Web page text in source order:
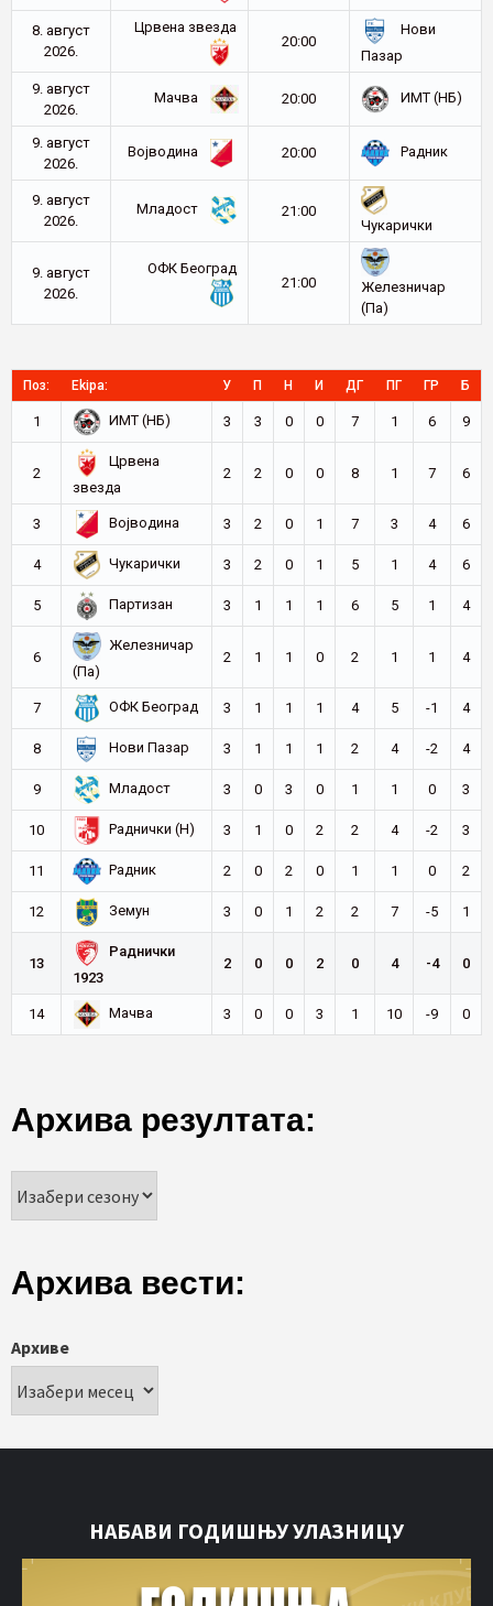
8. август
2026.
Црвена звезда
20:00
Нови
Пазар
9. август
2026.
Мачва 20:00 ИМТ (НБ)
9. август
2026.
Војводина 20:00 Радник
9. август
2026.
Младост
21:00
Чукарички
9. август
2026.
ОФК Београд
21:00
Железничар
(Па)
Поз: Ekipa: У П Н И ДГ ПГ ГР Б
1 ИМТ (НБ) 3 3 0 0 7 1 6 9
2
Црвена
звезда
2 2 0 0 8 1 7 6
3 Војводина 3 2 0 1 7 3 4 6
4 Чукарички 3 2 0 1 5 1 4 6
5 Партизан 3 1 1 1 6 5 1 4
6
Железничар
(Па)
2 1 1 0 2 1 1 4
7 ОФК Београд 3 1 1 1 4 5 -1 4
8 Нови Пазар 3 1 1 1 2 4 -2 4
9 Младост 3 0 3 0 1 1 0 3
10 Раднички (Н) 3 1 0 2 2 4 -2 3
11 Радник 2 0 2 0 1 1 0 2
12 Земун 3 0 1 2 2 7 -5 1
13
Раднички
1923
2 0 0 2 0 4 -4 0
14 Мачва 3 0 0 3 1 10 -9 0
Архива резултата:
Архива вести:
Архиве
НАБАВИ ГОДИШЊУ УЛАЗНИЦУ